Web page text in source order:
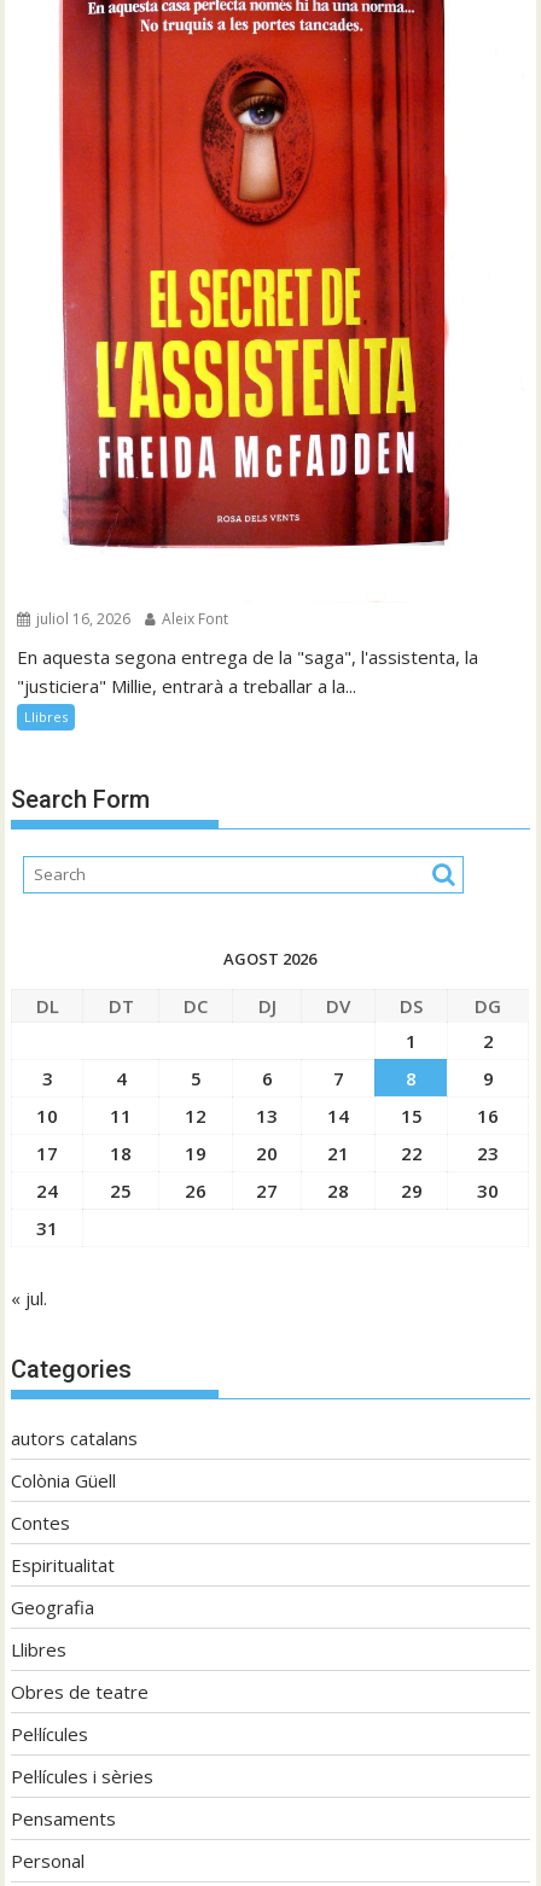
juliol 16, 2026 Aleix Font
En aquesta segona entrega de la "saga", l'assistenta, la
"justiciera" Millie, entrarà a treballar a la...
Llibres
Search Form
AGOST 2026
DL DT DC DJ DV DS
DG
1
2
3
4 5 6 7 8
9
10
11 12 13 14 15
16
17
18 19 20 21 22
23
24
25 26 27 28 29
30
31
« jul.
Categories
autors catalans
Colònia Güell
Contes
Espiritualitat
Geografia
Llibres
Obres de teatre
Pel·lícules
Pel·lícules i sèries
Pensaments
Personal